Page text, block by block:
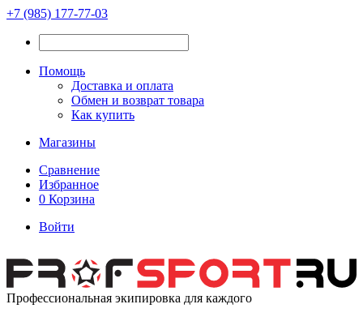
+7 (985) 177-77-03
Помощь
Доставка и оплата
Обмен и возврат товара
Как купить
Магазины
Сравнение
Избранное
0 Корзина
Войти
Профессиональная экипировка для каждого